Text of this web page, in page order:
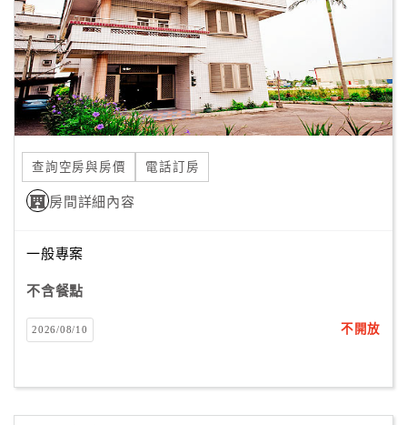
伴
計
劃
商
品
宣
傳
查詢空房與房價 電話訂房
房間詳細內容
一般專案
不含餐點
2026/08/10 不開放